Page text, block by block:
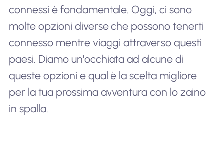
connessi è fondamentale. Oggi, ci sono
molte opzioni diverse che possono tenerti
connesso mentre viaggi attraverso questi
paesi. Diamo un'occhiata ad alcune di
queste opzioni e qual è la scelta migliore
per la tua prossima avventura con lo zaino
in spalla.